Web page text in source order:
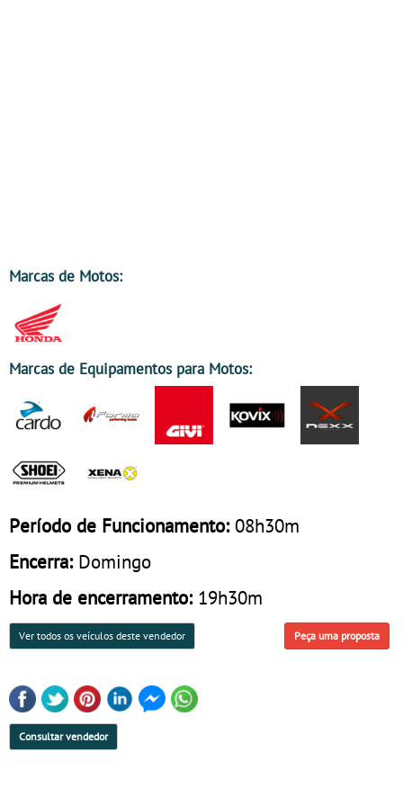
Marcas de Motos:
Marcas de Equipamentos para Motos:
Período de Funcionamento: 08h30m
Encerra: Domingo
Hora de encerramento: 19h30m
Ver todos os veículos deste vendedor Peça uma proposta
Consultar vendedor